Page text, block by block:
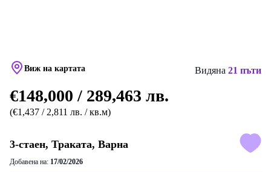
Виж на картата Видяна 21 пъти
€148,000 / 289,463 лв.
(€1,437 / 2,811 лв. / кв.м)
3-стаен, Траката, Варна
Добавена на: 17/02/2026